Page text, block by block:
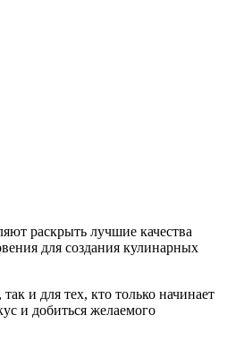
раскрыть лучшие качества
для создания кулинарных
и для тех, кто только начинает
и добиться желаемого